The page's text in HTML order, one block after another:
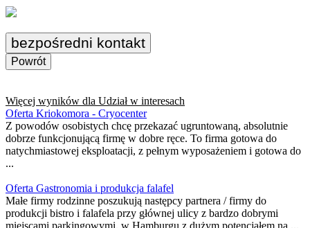
bezpośredni kontakt
Powrót
Więcej wyników dla Udział w interesach
Oferta Kriokomora - Cryocenter
Z powodów osobistych chcę przekazać ugruntowaną, absolutnie
dobrze funkcjonującą firmę w dobre ręce. To firma gotowa do
natychmiastowej eksploatacji, z pełnym wyposażeniem i gotowa do
...
Oferta Gastronomia i produkcja falafel
Małe firmy rodzinne poszukują następcy partnera / firmy do
produkcji bistro i falafela przy głównej ulicy z bardzo dobrymi
miejscami parkingowymi. w Hamburgu z dużym potencjałem na ...